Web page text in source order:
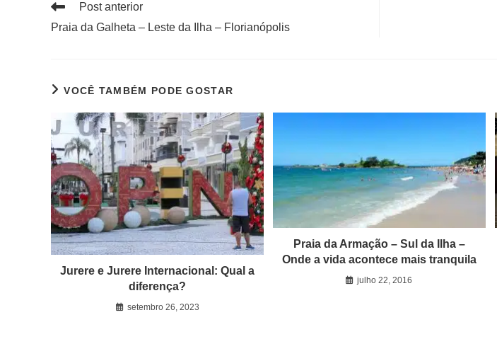
Post anterior
Praia da Galheta – Leste da Ilha – Florianópolis
VOCÊ TAMBÉM PODE GOSTAR
Jurere e Jurere Internacional: Qual a
diferença?
setembro 26, 2023
Praia da Armação – Sul da Ilha –
Onde a vida acontece mais tranquila
julho 22, 2016